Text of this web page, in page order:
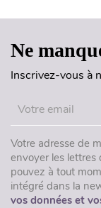
Ne
Inscrivez-vous à
Votre adresse de
envoyer les lettres
pouvez à tout
intégré dans la
vos données et